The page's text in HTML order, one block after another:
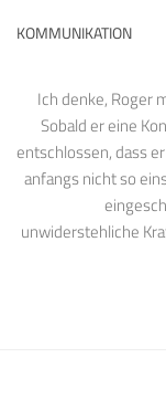
KOMMUNIKATION
Ich denke, Roger
Sobald er eine
entschlossen, dass
anfangs nicht so
unwiderstehliche